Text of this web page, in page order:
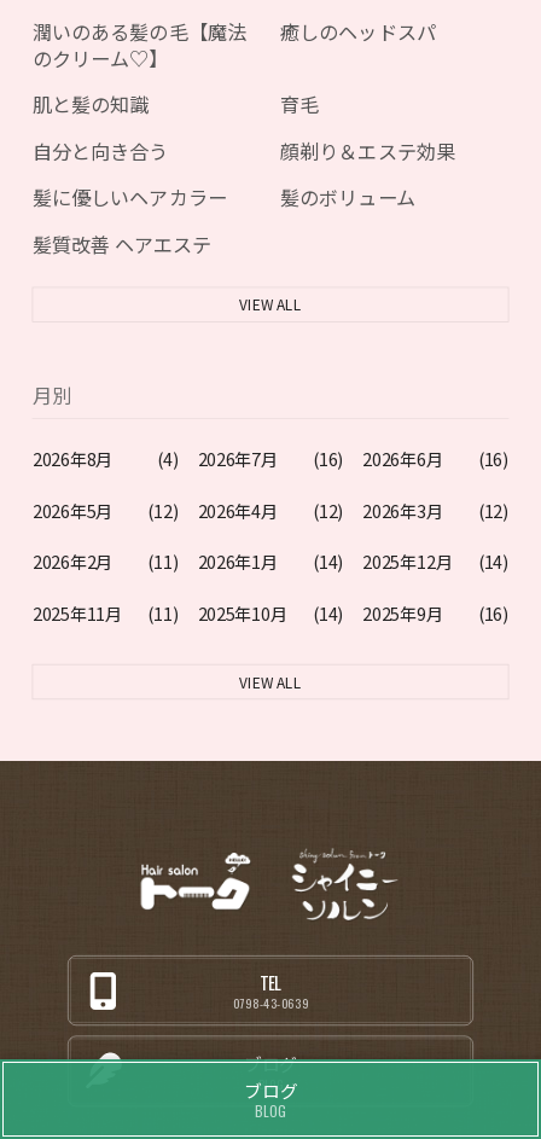
潤いのある髪の毛【魔法
のクリーム♡】
癒しのヘッドスパ
肌と髪の知識
育毛
自分と向き合う
顔剃り＆エステ効果
髪に優しいヘアカラー
髪のボリューム
髪質改善 ヘアエステ
VIEW ALL
月別
2026年8月 (4) 2026年7月 (16) 2026年6月 (16)
2026年5月 (12) 2026年4月 (12) 2026年3月 (12)
2026年2月 (11) 2026年1月 (14) 2025年12月 (14)
2025年11月 (11) 2025年10月 (14) 2025年9月 (16)
VIEW ALL
TEL
0798-43-0639
ブログ
BLOG
ブログ
BLOG